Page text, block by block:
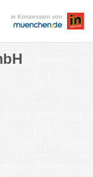
in Konzession von